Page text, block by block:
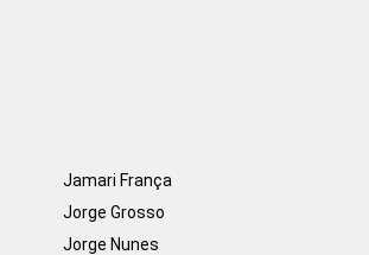
Jamari França
Jorge Grosso
Jorge Nunes